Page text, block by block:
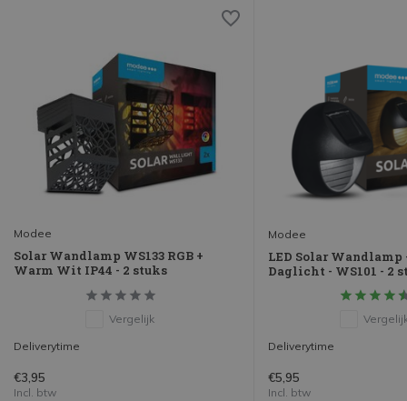
Modee
Solar Wandlamp WS133 RGB +
Warm Wit IP44 - 2 stuks
Vergelijk
Deliverytime
€3,95
Incl. btw
Modee
LED Solar Wandlamp
Daglicht - WS101 - 2
Deliverytime
€5,95
Incl. btw